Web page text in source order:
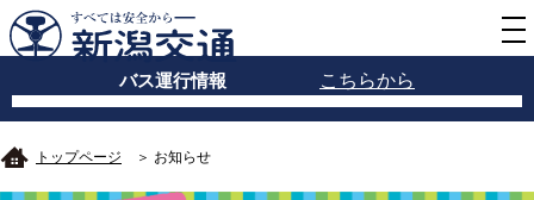
バス運行情報 こちらから
トップページ ＞ お知らせ